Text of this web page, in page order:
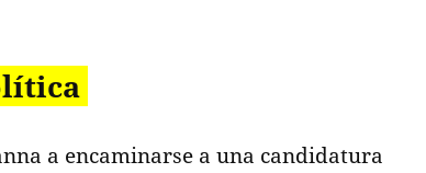
a encaminarse a una candidatura